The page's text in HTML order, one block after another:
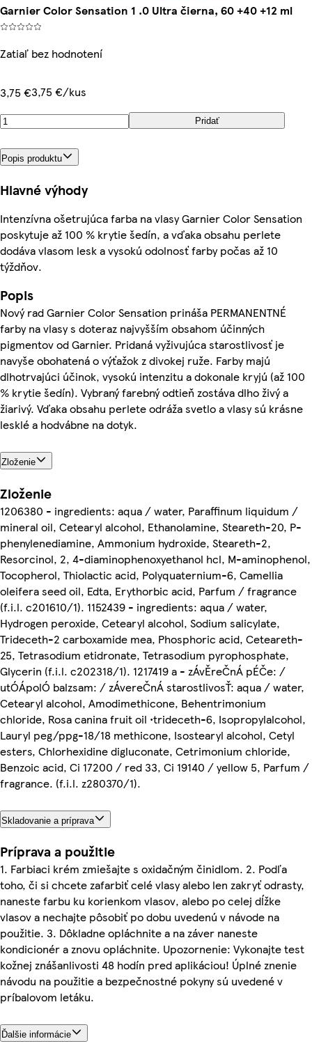
Garnier Color Sensation 1 .0 Ultra čierna, 60 +40 +12 ml
Zatiaľ bez hodnotení
3,75 €3,75 €/kus
Pridať
Popis produktu
Hlavné výhody
Intenzívna ošetrujúca farba na vlasy Garnier Color Sensation
poskytuje až 100 % krytie šedín, a vďaka obsahu perlete
dodáva vlasom lesk a vysokú odolnosť farby počas až 10
týždňov.
Popis
Nový rad Garnier Color Sensation prináša PERMANENTNÉ
farby na vlasy s doteraz najvyšším obsahom účinných
pigmentov od Garnier. Pridaná vyživujúca starostlivosť je
navyše obohatená o výťažok z divokej ruže. Farby majú
dlhotrvajúci účinok, vysokú intenzitu a dokonale kryjú (až 100
% krytie šedín). Vybraný farebný odtieň zostáva dlho živý a
žiarivý. Vďaka obsahu perlete odráža svetlo a vlasy sú krásne
lesklé a hodvábne na dotyk.
Zloženie
Zloženie
1206380 - ingredients: aqua / water, Paraffinum liquidum /
mineral oil, Cetearyl alcohol, Ethanolamine, Steareth-20, P-
phenylenediamine, Ammonium hydroxide, Steareth-2,
Resorcinol, 2, 4-diaminophenoxyethanol hcl, M-aminophenol,
Tocopherol, Thiolactic acid, Polyquaternium-6, Camellia
oleifera seed oil, Edta, Erythorbic acid, Parfum / fragrance
(f.i.l. c201610/1). 1152439 - ingredients: aqua / water,
Hydrogen peroxide, Cetearyl alcohol, Sodium salicylate,
Trideceth-2 carboxamide mea, Phosphoric acid, Ceteareth-
25, Tetrasodium etidronate, Tetrasodium pyrophosphate,
Glycerin (f.i.l. c202318/1). 1217419 a - zÁvĚreČnÁ pÉČe: /
utÓÁpolÓ balzsam: / zÁvereČnÁ starostlivosŤ: aqua / water,
Cetearyl alcohol, Amodimethicone, Behentrimonium
chloride, Rosa canina fruit oil •trideceth-6, Isopropylalcohol,
Lauryl peg/ppg-18/18 methicone, Isostearyl alcohol, Cetyl
esters, Chlorhexidine digluconate, Cetrimonium chloride,
Benzoic acid, Ci 17200 / red 33, Ci 19140 / yellow 5, Parfum /
fragrance. (f.i.l. z280370/1).
Skladovanie a príprava
Príprava a použitie
1. Farbiaci krém zmiešajte s oxidačným činidlom. 2. Podľa
toho, či si chcete zafarbiť celé vlasy alebo len zakryť odrasty,
naneste farbu ku korienkom vlasov, alebo po celej dĺžke
vlasov a nechajte pôsobiť po dobu uvedenú v návode na
použitie. 3. Dôkladne opláchnite a na záver naneste
kondicionér a znovu opláchnite. Upozornenie: Vykonajte test
kožnej znášanlivosti 48 hodín pred aplikáciou! Úplné znenie
návodu na použitie a bezpečnostné pokyny sú uvedené v
príbalovom letáku.
Ďalšie informácie